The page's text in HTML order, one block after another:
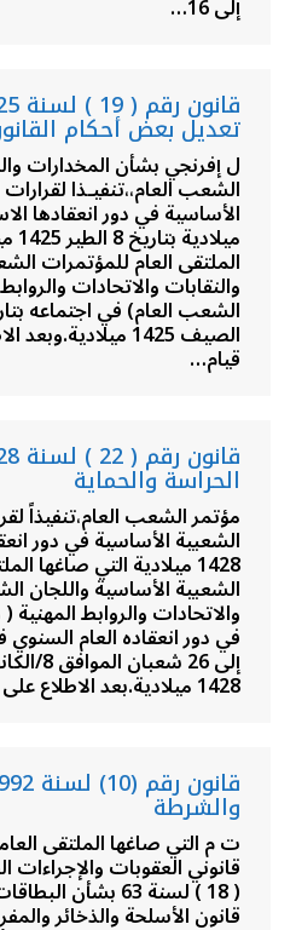
إلى 16…
تعديل بعض أحكام
ل إفرنجي بشأن المخدارات
الشعب العام،،تنفيـذا
الملتقى العام للمؤتمرات
والنقابات والاتحادات
الصيف 1425
قيام…
الحراسة والحماية
مؤتمر الشعب العام،تنفيذاً
الشعبية الأساسية في دور
1428 ميلادية التي صاغها
الشعبية الأساسية واللجان
والاتحادات والروابط
1428 ميلادية.بعد الاطلاع على إعلان…
والشرطة
ت م التي صاغها الملتقى
قانوني العقوبات والإجراءات
( 18 ) لسنة 63
قانون الأسلحة والذخائر